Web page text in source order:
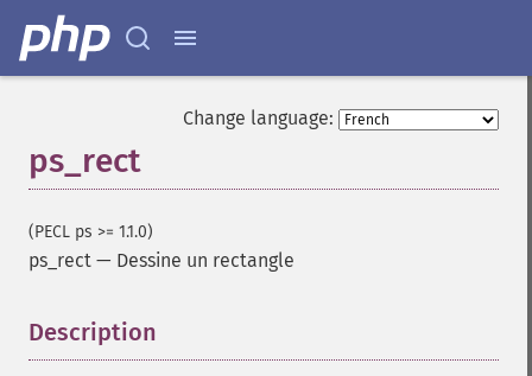
Change language:
ps_rect
(PECL ps >= 1.1.0)
ps_rect — Dessine un rectangle
Description